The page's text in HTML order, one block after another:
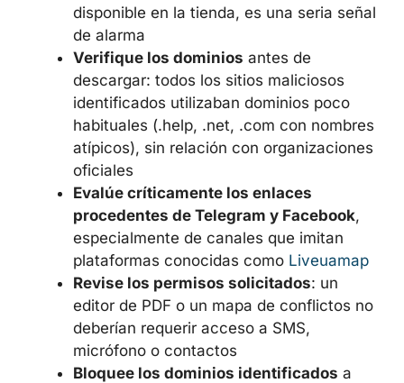
disponible en la tienda, es una seria señal
de alarma
Verifique los dominios antes de
descargar: todos los sitios maliciosos
identificados utilizaban dominios poco
habituales (.help, .net, .com con nombres
atípicos), sin relación con organizaciones
oficiales
Evalúe críticamente los enlaces
procedentes de Telegram y Facebook,
especialmente de canales que imitan
plataformas conocidas como Liveuamap
Revise los permisos solicitados: un
editor de PDF o un mapa de conflictos no
deberían requerir acceso a SMS,
micrófono o contactos
Bloquee los dominios identificados a